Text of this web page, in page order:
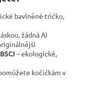
bavlněné tričko,
žádná AI
– ekologické,
kočičkám v